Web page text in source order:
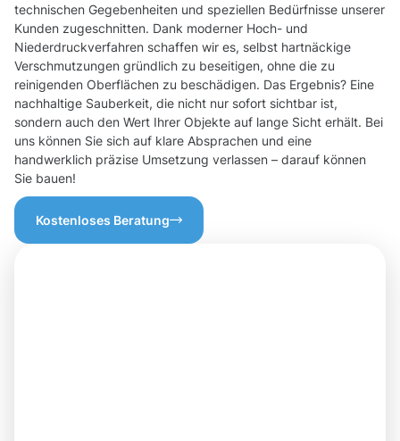
technischen Gegebenheiten und speziellen Bedürfnisse unserer
Kunden zugeschnitten. Dank moderner Hoch- und
Niederdruckverfahren schaffen wir es, selbst hartnäckige
Verschmutzungen gründlich zu beseitigen, ohne die zu
reinigenden Oberflächen zu beschädigen. Das Ergebnis? Eine
nachhaltige Sauberkeit, die nicht nur sofort sichtbar ist,
sondern auch den Wert Ihrer Objekte auf lange Sicht erhält. Bei
uns können Sie sich auf klare Absprachen und eine
handwerklich präzise Umsetzung verlassen – darauf können
Sie bauen!
Kostenloses Beratung